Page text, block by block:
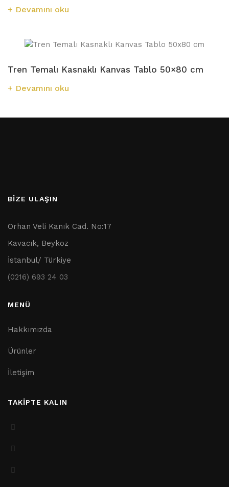
Devamını oku
Tren Temalı Kasnaklı Kanvas Tablo 50×80 cm
Devamını oku
BİZE ULAŞIN
Orhan Veli Kanık Cad. No:17
Kavacık, Beykoz
İstanbul/ Türkiye
(0216) 693 24 03
MENÜ
Hakkımızda
Ürünler
İletişim
TAKİPTE KALIN